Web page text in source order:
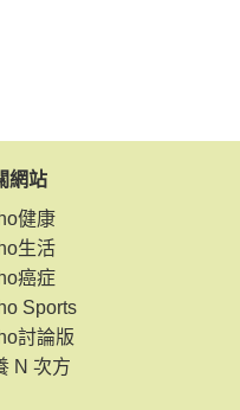
網站
健康
生活
癌症
Sports
討論版
N 次方